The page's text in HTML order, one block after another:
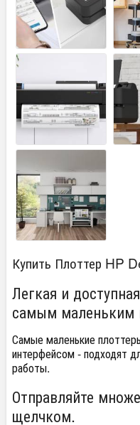
Купить Плоттер HP
Легкая и
самым маленьким
Самые маленькие
интерфейсом - подходят
работы.
Отправляйте
щелчком.